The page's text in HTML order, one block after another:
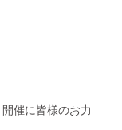
催に皆様のお力